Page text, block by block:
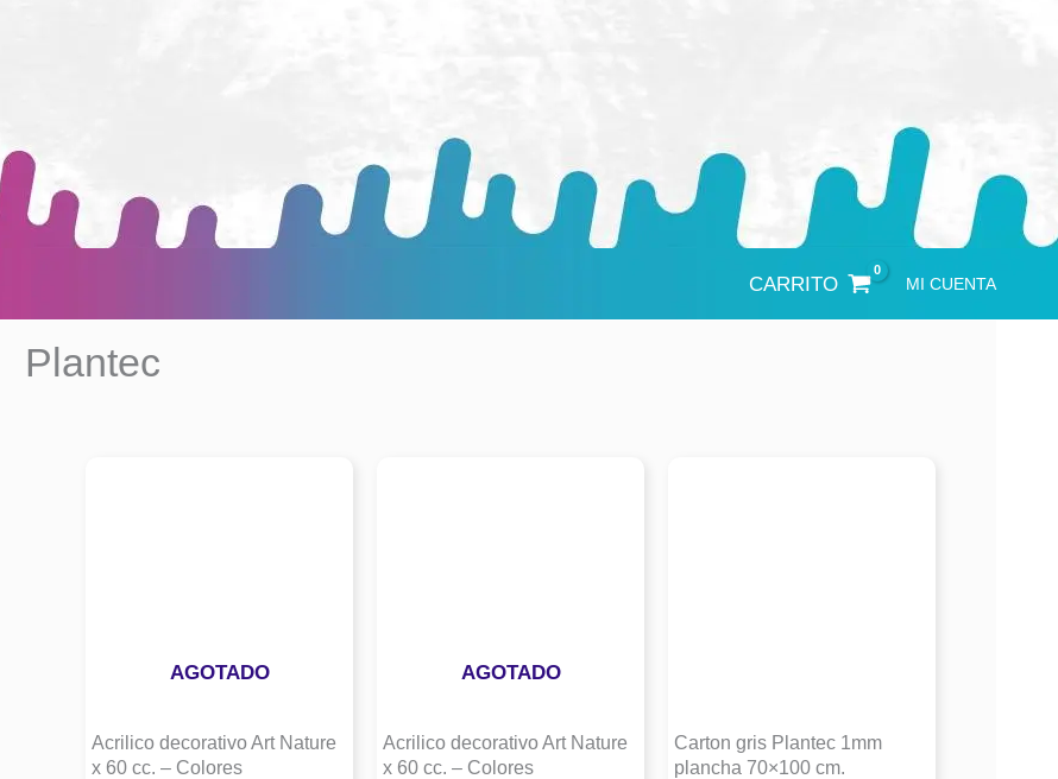
CARRITO MI CUENTA
Plantec
AGOTADO
Acrilico decorativo Art Nature
x 60 cc. – Colores
AGOTADO
Acrilico decorativo Art Nature
x 60 cc. – Colores
Carton gris Plantec 1mm
plancha 70×100 cm.